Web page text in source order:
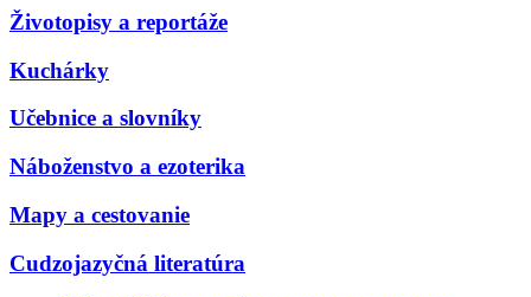
Životopisy a reportáže
Kuchárky
Učebnice a slovníky
Náboženstvo a ezoterika
Mapy a cestovanie
Cudzojazyčná literatúra